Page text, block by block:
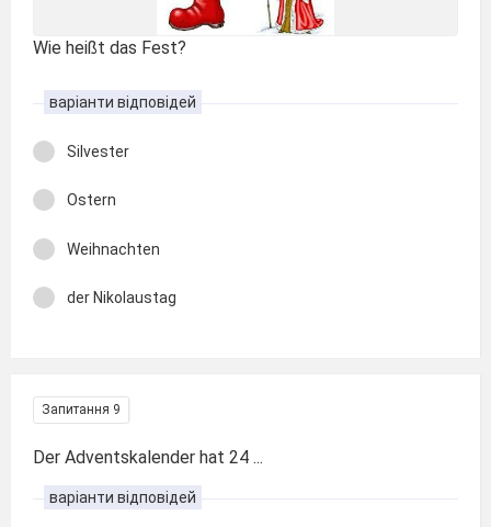
Wie heißt das Fest?
варіанти відповідей
Silvester
Ostern
Weihnachten
der Nikolaustag
Запитання 9
Der Adventskalender hat 24 ...
варіанти відповідей